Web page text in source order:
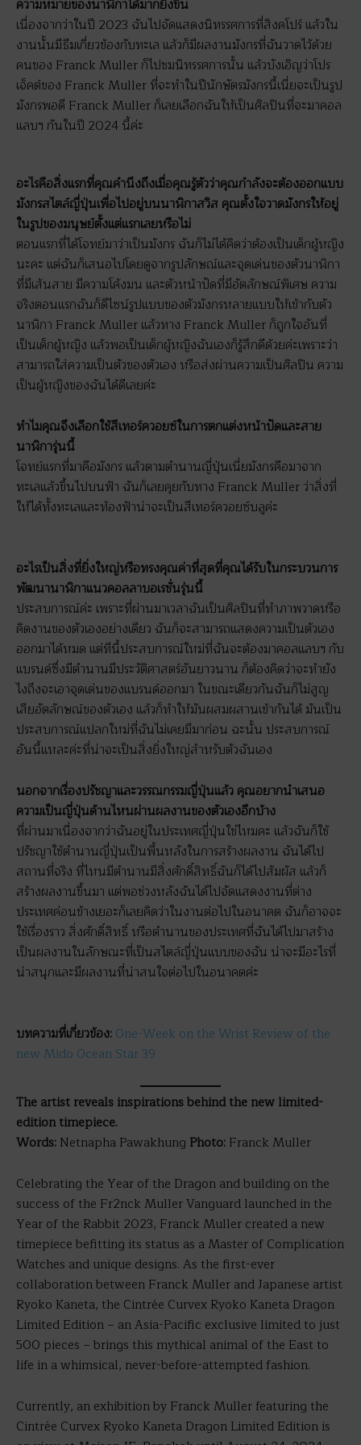
ความหมายของนาฬิกาได้มากยิ่งขึ้น
เนื่องจากว่าในปี 2023 ฉันไปจัดแสดงนิทรรศการที่สิงคโปร์ แล้วใน
งานนั้นมีธีมเกี่ยวข้องกับทะเล แล้วก็มีผลงานมังกรที่ฉันวาดไว้ด้วย
คนของ Franck Muller ก็ไปชมนิทรรศการนั้น แล้วบังเอิญว่าโปร
เจ็คต์ของ Franck Muller ที่จะทำในปีนักษัตรมังกรนี้เนี่ยจะเป็นรูป
มังกรพอดี Franck Muller ก็เลยเลือกฉันให้เป็นศิลปินที่จะมาคอล
แลบฯ กันในปี 2024 นี้ค่ะ
อะไรคือสิ่งแรกที่คุณคำนึงถึงเมื่อคุณรู้ตัวว่าคุณกำลังจะต้องออกแบบ
มังกรสไตล์ญี่ปุ่นเพื่อไปอยู่บนนาฬิกาสวิส คุณตั้งใจวาดมังกรให้อยู่
ในรูปของมนุษย์ตั้งแต่แรกเลยหรือไม่
ตอนแรกที่ได้โจทย์มาว่าเป็นมังกร ฉันก็ไม่ได้คิดว่าต้องเป็นเด็กผู้หญิง
นะคะ แต่ฉันก็เสนอไปโดยดูจากรูปลักษณ์และจุดเด่นของตัวนาฬิกา
ที่มีเส้นสาย มีความโค้งมน และตัวหน้าปัดที่มีอัตลักษณ์พิเศษ ความ
จริงตอนแรกฉันก็ดีไซน์รูปแบบของตัวมังกรหลายแบบให้เข้ากับตัว
นาฬิกา Franck Muller แล้วทาง Franck Muller ก็ถูกใจอันที่
เป็นเด็กผู้หญิง แล้วพอเป็นเด็กผู้หญิงฉันเองก็รู้สึกดีด้วยค่ะเพราะว่า
สามารถใส่ความเป็นตัวของตัวเอง หรือส่งผ่านความเป็นศิลปิน ความ
เป็นผู้หญิงของฉันได้ดีเลยค่ะ
ทำไมคุณจึงเลือกใช้สีเทอร์ควอยซ์ในการตกแต่งหน้าปัดและสาย
นาฬิการุ่นนี้
โจทย์แรกที่มาคือมังกร แล้วตามตำนานญี่ปุ่นเนี่ยมังกรคือมาจาก
ทะเลแล้วขึ้นไปบนฟ้า ฉันก็เลยคุยกับทาง Franck Muller ว่าสิ่งที่
ให้ได้ทั้งทะเลและท้องฟ้าน่าจะเป็นสีเทอร์ควอยซ์บลูค่ะ
อะไรเป็นสิ่งที่ยิ่งใหญ่หรือทรงคุณค่าที่สุดที่คุณได้รับในกระบวนการ
พัฒนานาฬิกาแนวคอลลาบอเรชั่นรุ่นนี้
ประสบการณ์ค่ะ เพราะที่ผ่านมาเวลาฉันเป็นศิลปินที่ทำภาพวาดหรือ
คิดงานของตัวเองอย่างเดียว ฉันก็จะสามารถแสดงความเป็นตัวเอง
ออกมาได้หมด แต่ทีนี้ประสบการณ์ใหม่ที่ฉันจะต้องมาคอลแลบฯ กับ
แบรนด์ซึ่งมีตำนานมีประวัติศาสตร์อันยาวนาน ก็ต้องคิดว่าจะทำยัง
ไงถึงจะเอาจุดเด่นของแบรนด์ออกมา ในขณะเดียวกันฉันก็ไม่สูญ
เสียอัตลักษณ์ของตัวเอง แล้วก็ทำให้มันผสมผสานเข้ากันได้ มันเป็น
ประสบการณ์แปลกใหม่ที่ฉันไม่เคยมีมาก่อน ฉะนั้น ประสบการณ์
อันนี้แหละค่ะที่น่าจะเป็นสิ่งยิ่งใหญ่สำหรับตัวฉันเอง
นอกจากเรื่องปรัชญาและวรรณกรรมญี่ปุ่นแล้ว คุณอยากนำเสนอ
ความเป็นญี่ปุ่นด้านไหนผ่านผลงานของตัวเองอีกบ้าง
ที่ผ่านมาเนื่องจากว่าฉันอยู่ในประเทศญี่ปุ่นใช่ไหมคะ แล้วฉันก็ใช้
ปรัชญาใช้ตำนานญี่ปุ่นเป็นพื้นหลังในการสร้างผลงาน ฉันได้ไป
สถานที่จริง ที่ไหนมีตำนานมีสิ่งศักดิ์สิทธิ์ฉันก็ได้ไปสัมผัส แล้วก็
สร้างผลงานขึ้นมา แต่พอช่วงหลังฉันได้ไปจัดแสดงงานที่ต่าง
ประเทศค่อนข้างเยอะก็เลยคิดว่าในงานต่อไปในอนาคต ฉันก็อาจจะ
ใช้เรื่องราว สิ่งศักดิ์สิทธิ์ หรือตำนานของประเทศที่ฉันได้ไปมาสร้าง
เป็นผลงานในลักษณะที่เป็นสไตล์ญี่ปุ่นแบบของฉัน น่าจะมีอะไรที่
น่าสนุกและมีผลงานที่น่าสนใจต่อไปในอนาคตค่ะ
บทความที่เกี่ยวข้อง: One-Week on the Wrist Review of the
new Mido Ocean Star 39
The artist reveals inspirations behind the new limited-
edition timepiece.
Words: Netnapha Pawakhung Photo: Franck Muller
Celebrating the Year of the Dragon and building on the
success of the Fr2nck Muller Vanguard launched in the
Year of the Rabbit 2023, Franck Muller created a new
timepiece befitting its status as a Master of Complication
Watches and unique designs. As the first-ever
collaboration between Franck Muller and Japanese artist
Ryoko Kaneta, the Cintrée Curvex Ryoko Kaneta Dragon
Limited Edition – an Asia-Pacific exclusive limited to just
500 pieces – brings this mythical animal of the East to
life in a whimsical, never-before-attempted fashion.
Currently, an exhibition by Franck Muller featuring the
Cintrée Curvex Ryoko Kaneta Dragon Limited Edition is